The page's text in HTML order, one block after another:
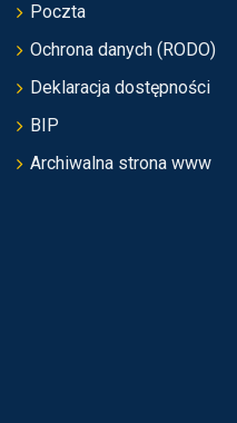
Poczta
Ochrona danych (RODO)
Deklaracja dostępności
BIP
Archiwalna strona www